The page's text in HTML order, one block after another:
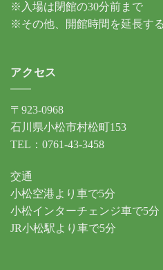
※入場は閉館の30分前まで
※その他、開館時間を延長す
アクセス
〒923-0968
石川県小松市村松町153
TEL：0761-43-3458
交通
小松空港より車で5分
小松インターチェンジ車で5分
JR小松駅より車で5分